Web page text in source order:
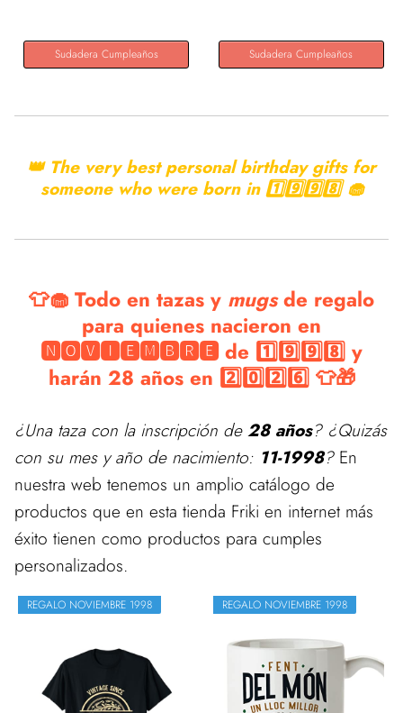
Sudadera Cumpleaños Sudadera Cumpleaños
👑 The very best personal birthday gifts for
someone who were born in 1️⃣9️⃣9️⃣8️⃣ 🧁
👕🧁 Todo en tazas y mugsde regalo
para quienes nacieron en
🅽🅾🆅🅸🅴🅼🅱🆁🅴 de 1️⃣9️⃣9️⃣8️⃣ y
harán 28 años en 2️⃣0️⃣2️⃣6️⃣ 👕🎁
¿Una taza con la inscripción de28 años? ¿Quizás
con su mes y año de nacimiento: 11-1998?En
nuestra web tenemos un amplio catálogo de
productos que en esta tienda Friki en internet más
éxito tienen como productos para cumples
personalizados.
REGALO NOVIEMBRE 1998 REGALO NOVIEMBRE 1998